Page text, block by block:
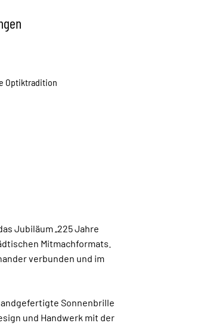
Optiktradition
Jubiläum „225 Jahre
Mitmachformats.
verbunden und im
Sonnenbrille
und Handwerk mit der